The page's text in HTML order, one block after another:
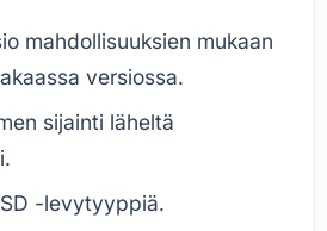
mahdollisuuksien mukaan
versiossa.
sijainti läheltä
-levytyyppiä.